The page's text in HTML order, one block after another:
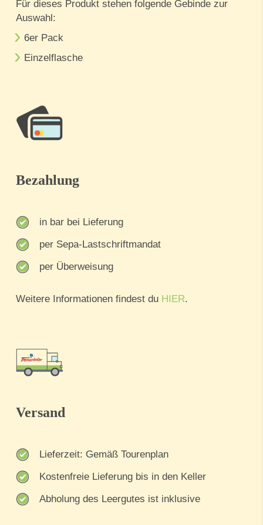
Für dieses Produkt stehen folgende Gebinde zur
Auswahl:
6er Pack
Einzelflasche
Bezahlung
in bar bei Lieferung
per Sepa-Lastschriftmandat
per Überweisung
Weitere Informationen findest du HIER.
Versand
Lieferzeit: Gemäß Tourenplan
Kostenfreie Lieferung bis in den Keller
Abholung des Leergutes ist inklusive